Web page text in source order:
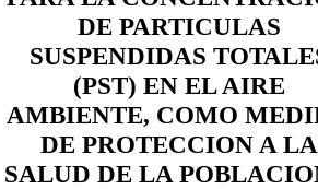
DE PARTICULAS
SUSPENDIDAS
(PST) EN EL AIRE
AMBIENTE, COMO
DE PROTECCION A LA
SALUD DE LA